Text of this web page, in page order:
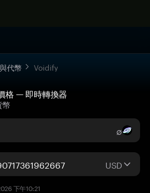
代幣 Voidify
格 — 即時轉換器
∅
USD
下午10:21